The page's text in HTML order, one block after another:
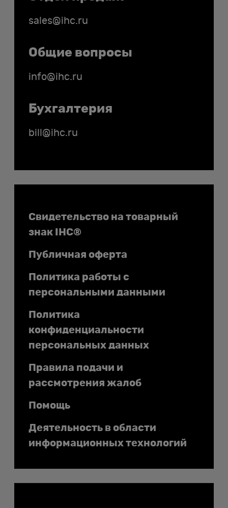
sales@ihc.ru
Общие вопросы
info@ihc.ru
Бухгалтерия
bill@ihc.ru
Документы
Свидетельство на товарный
знак IHC®
Публичная оферта
Политика работы с
персональными данными
Политика
конфиденциальности
персональных данных
Правила подачи и
рассмотрения жалоб
Помощь
Деятельность в области
информационных технологий